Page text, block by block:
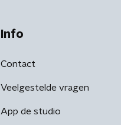
Info
Contact
Veelgestelde vragen
App de studio